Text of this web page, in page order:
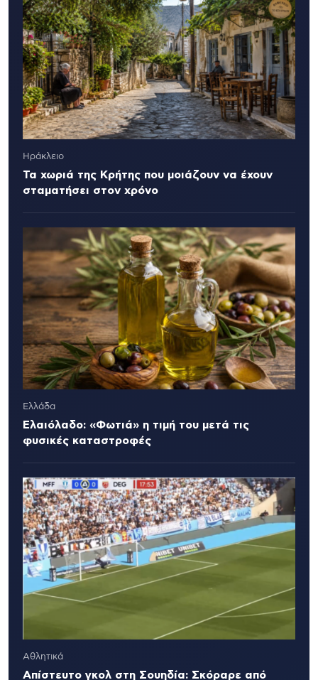
Ηράκλειο
Τα χωριά της Κρήτης που μοιάζουν να έχουν
σταματήσει στον χρόνο
Ελλάδα
Ελαιόλαδο: «Φωτιά» η τιμή του μετά τις
φυσικές καταστροφές
Αθλητικά
Απίστευτο γκολ στη Σουηδία: Σκόραρε από